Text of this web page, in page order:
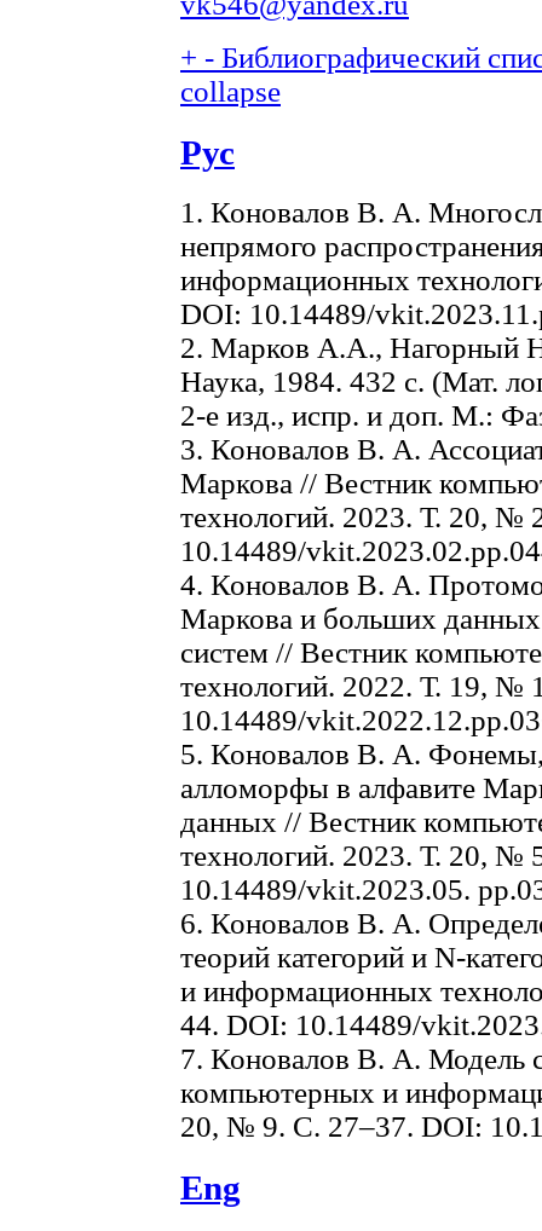
+ - Библиографический
collapse
Рус
1. Коновалов В. А.
непрямого
информационных
DOI: 10.14489/
2. Марков А.А., Нагорный
Наука, 1984. 432 с. (Мат.
2-е изд., испр. и доп. М.:
3. Коновалов В. А.
Маркова // Вестник
технологий. 2023. Т. 20, №
10.14489/
4. Коновалов В. А.
Маркова и больших
систем // Вестник
технологий. 2022. Т. 19, №
10.14489/
5. Коновалов В. А.
алломорфы в алфавите
данных // Вестник
технологий. 2023. Т. 20, №
10.14489/vkit.2023.05.
6. Коновалов В. А.
теорий категорий и N-
и информационных
44. DOI: 10.14489/
7. Коновалов В. А. Модель
компьютерных и
20, № 9. C. 27–37. DOI:
Eng